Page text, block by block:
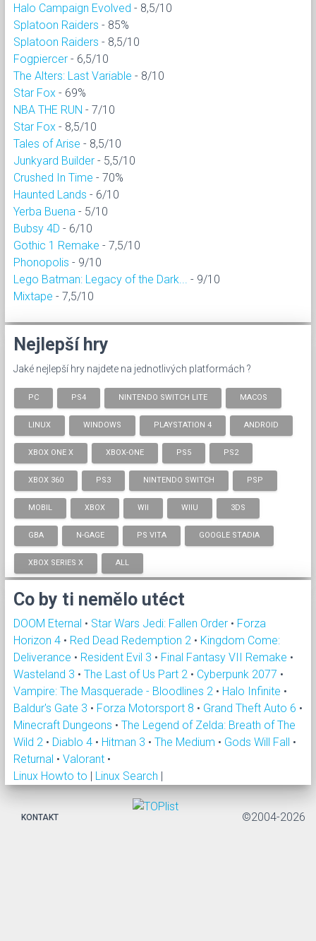
Halo Campaign Evolved - 8,5/10
Splatoon Raiders - 85%
Splatoon Raiders - 8,5/10
Fogpiercer - 6,5/10
The Alters: Last Variable - 8/10
Star Fox - 69%
NBA THE RUN - 7/10
Star Fox - 8,5/10
Tales of Arise - 8,5/10
Junkyard Builder - 5,5/10
Crushed In Time - 70%
Haunted Lands - 6/10
Yerba Buena - 5/10
Bubsy 4D - 6/10
Gothic 1 Remake - 7,5/10
Phonopolis - 9/10
Lego Batman: Legacy of the Dark...
- 9/10
Mixtape - 7,5/10
Nejlepší hry
Jaké nejlepší hry najdete na jednotlivých platformách ?
PC PS4 NINTENDO SWITCH LITE MACOS
LINUX WINDOWS PLAYSTATION 4 ANDROID
XBOX ONE X XBOX-ONE PS5 PS2
XBOX 360 PS3 NINTENDO SWITCH PSP
MOBIL XBOX WII WIIU 3DS
GBA N-GAGE PS VITA GOOGLE STADIA
XBOX SERIES X ALL
Co by ti nemělo utéct
DOOM Eternal • Star Wars Jedi: Fallen Order • Forza
Horizon 4 • Red Dead Redemption 2 • Kingdom Come:
Deliverance • Resident Evil 3 • Final Fantasy VII Remake •
Wasteland 3 • The Last of Us Part 2 • Cyberpunk 2077 •
Vampire: The Masquerade - Bloodlines 2 • Halo Infinite •
Baldur's Gate 3 • Forza Motorsport 8 • Grand Theft Auto 6 •
Minecraft Dungeons • The Legend of Zelda: Breath of The
Wild 2 • Diablo 4 • Hitman 3 • The Medium • Gods Will Fall •
Returnal • Valorant •
Linux Howto to | Linux Search |
KONTAKT ©2004-2026